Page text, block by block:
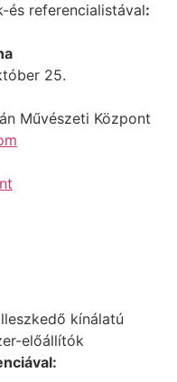
és referencialistával:
25.
Művészeti Központ
kínálatú
előállítók